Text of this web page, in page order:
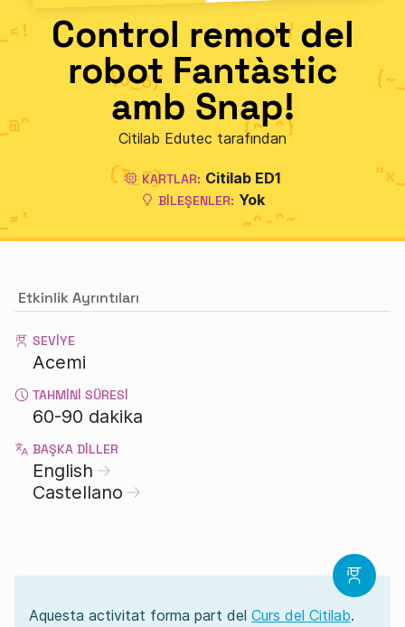
Control remot del
robot Fantàstic
amb Snap!
Citilab Edutec tarafından
KARTLAR: Citilab ED1
BILEŞENLER: Yok
Etkinlik Ayrıntıları
SEVIYE
Acemi
TAHMINI SÜRESI
60-90 dakika
BAŞKA DILLER
English
Castellano
Aquesta activitat forma part del Curs del Citilab.